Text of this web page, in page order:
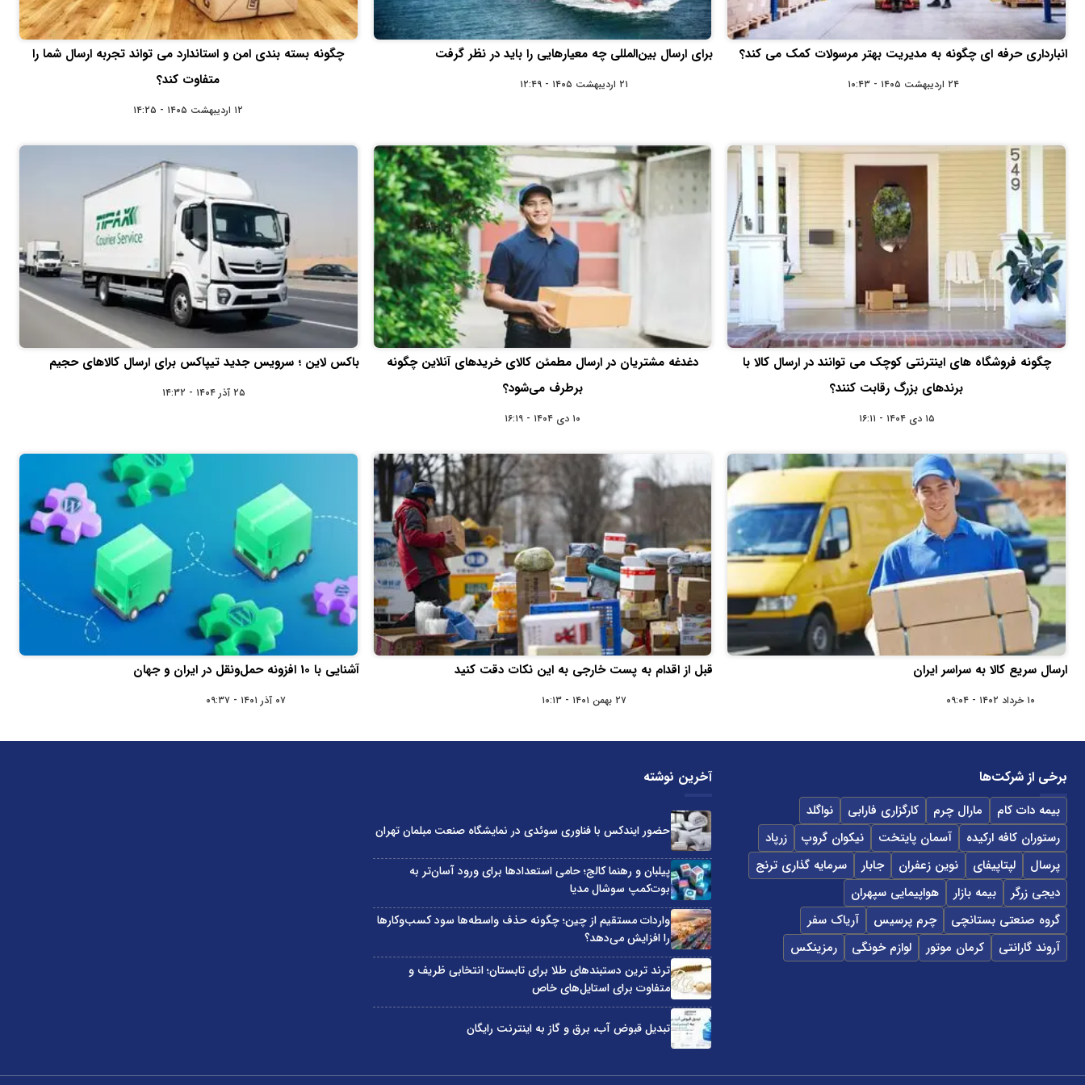
انبارداری حرفه‌ ای چگونه به مدیریت بهتر مرسولات کمک می‌ کند؟
۲۴ اردیبهشت ۱۴۰۵ - ۱۰:۴۳
برای ارسال بین‌المللی چه معیارهایی را باید در نظر گرفت
۲۱ اردیبهشت ۱۴۰۵ - ۱۲:۴۹
چگونه بسته‌ بندی امن و استاندارد می‌ تواند تجربه ارسال شما را
متفاوت کند؟
۱۲ اردیبهشت ۱۴۰۵ - ۱۴:۲۵
چگونه فروشگاه‌ های اینترنتی کوچک می‌ توانند در ارسال کالا با
برندهای بزرگ رقابت کنند؟
۱۵ دی ۱۴۰۴ - ۱۶:۱۱
دغدغه مشتریان در ارسال مطمئن کالای خریدهای آنلاین چگونه
برطرف می‌شود؟
۱۰ دی ۱۴۰۴ - ۱۶:۱۹
باکس لاین ؛ سرویس جدید تیپاکس برای ارسال کالاهای حجیم
۲۵ آذر ۱۴۰۴ - ۱۴:۳۲
ارسال سریع کالا به سراسر ایران
۱۰ خرداد ۱۴۰۲ - ۰۹:۰۴
قبل از اقدام به پست خارجی به این نکات دقت کنید
۲۷ بهمن ۱۴۰۱ - ۱۰:۱۳
آشنایی با 10 افزونه حمل‌ونقل در ایران و جهان
۰۷ آذر ۱۴۰۱ - ۰۹:۳۷
برخی از شرکت‌ها
بیمه دات کام مارال چرم کارگزاری فارابی
نواگلد
رستوران کافه ارکیده
آسمان پایتخت نیکوان گروپ
زرپاد
پرسال
لپتاپیفای نوین زعفران جابار
سرمایه گذاری ترنج
دیجی زرگر
بیمه بازار
هواپیمایی سپهران
گروه صنعتی بستانچی
چرم پرسیس
آریاک سفر
آروند گارانتی
کرمان موتور لوازم خونگی رمزینکس
آخرین نوشته
حضور ایندکس با فناوری سوئدی در نمایشگاه صنعت مبلمان تهران
پیلبان و رهنما کالج؛ حامی استعدادها برای ورود آسان‌تر به
بوت‌کمپ سوشال مدیا
واردات مستقیم از چین؛ چگونه حذف واسطه‌ها سود کسب‌وکارها
را افزایش می‌دهد؟
ترند ترین دستبندهای طلا برای تابستان؛ انتخابی ظریف و
متفاوت برای استایل‌های خاص
تبدیل قبوض آب، برق و گاز به اینترنت رایگان